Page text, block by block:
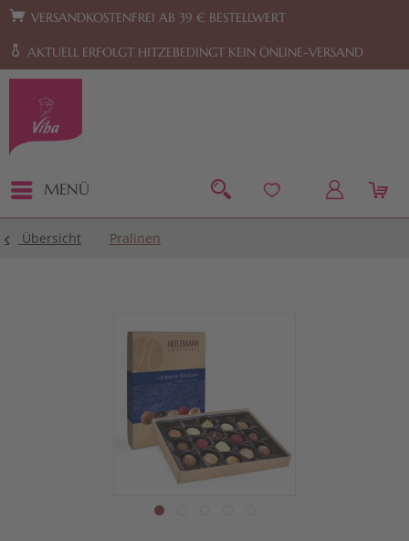
Zur Hauptnavigation springen Zum Footer springen
VERSANDKOSTENFREI AB 39 € BESTELLWERT
AKTUELL ERFOLGT HITZEBEDINGT KEIN ONLINE-VERSAND
MENÜ
Übersicht Pralinen